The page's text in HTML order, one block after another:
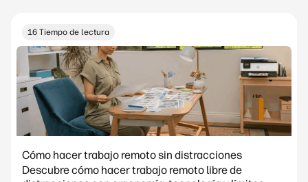
16 Tiempo de lectura
Cómo hacer trabajo remoto sin distracciones
Descubre cómo hacer trabajo remoto libre de